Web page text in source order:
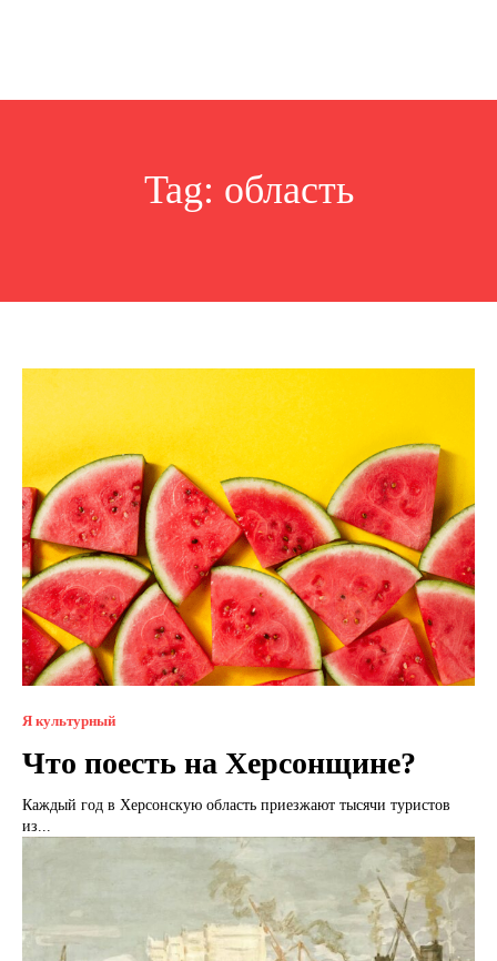
Tag: область
Я культурный
Что поесть на Херсонщине?
Каждый год в Херсонскую область приезжают тысячи туристов
из...